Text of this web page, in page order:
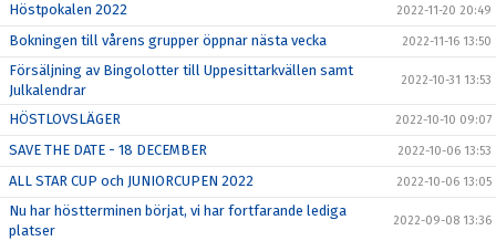
Höstpokalen 2022 2022-11-20 20:49
Bokningen till vårens grupper öppnar nästa vecka 2022-11-16 13:50
Försäljning av Bingolotter till Uppesittarkvällen samt
Julkalendrar
2022-10-31 13:53
HÖSTLOVSLÄGER 2022-10-10 09:07
SAVE THE DATE - 18 DECEMBER 2022-10-06 13:53
ALL STAR CUP och JUNIORCUPEN 2022 2022-10-06 13:05
Nu har höstterminen börjat, vi har fortfarande lediga
platser
2022-09-08 13:36